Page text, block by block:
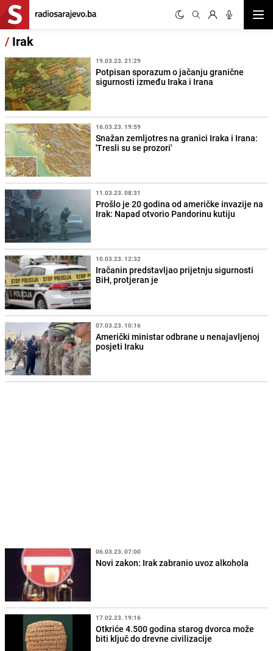
/ Irak
19.03.23. 21:29
Potpisan sporazum o jačanju granične
sigurnosti između Iraka i Irana
16.03.23. 19:59
Snažan zemljotres na granici Iraka i Irana:
'Tresli su se prozori'
11.03.23. 08:31
Prošlo je 20 godina od američke invazije na
Irak: Napad otvorio Pandorinu kutiju
10.03.23. 12:32
Iračanin predstavljao prijetnju sigurnosti
BiH, protjeran je
07.03.23. 10:16
Američki ministar odbrane u nenajavljenoj
posjeti Iraku
06.03.23. 07:00
Novi zakon: Irak zabranio uvoz alkohola
17.02.23. 19:16
Otkriće 4.500 godina starog dvorca može
biti ključ do drevne civilizacije